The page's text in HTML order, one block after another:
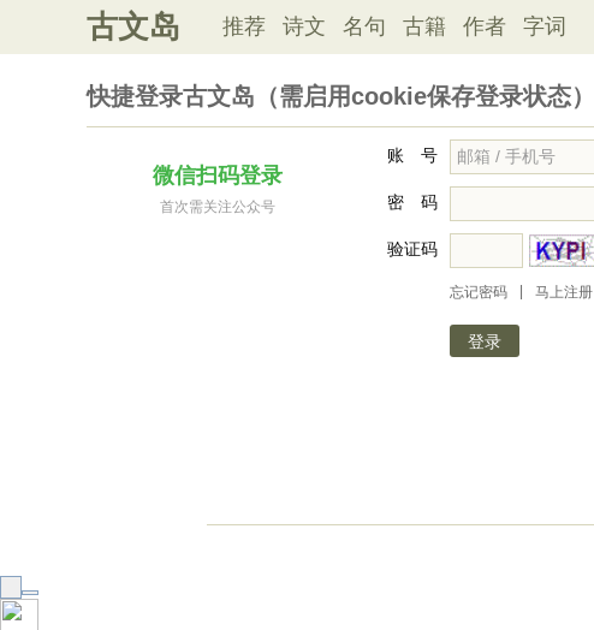
古文岛 推荐 诗文 名句 古籍 作者 字词
快捷登录古文岛（需启用cookie保存登录状态）
微信扫码登录
首次需关注公众号
账 号
密 码
验证码
忘记密码 马上注册